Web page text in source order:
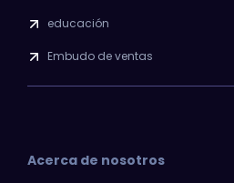
educación
Embudo de ventas
Acerca de nosotros